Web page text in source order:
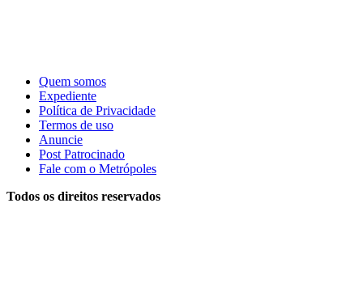
Quem somos
Expediente
Política de Privacidade
Termos de uso
Anuncie
Post Patrocinado
Fale com o Metrópoles
Todos os direitos reservados